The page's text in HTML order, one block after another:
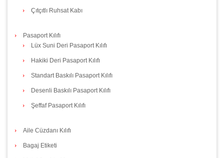
Çıtçıtlı Ruhsat Kabı
Pasaport Kılıfı
Lüx Suni Deri Pasaport Kılıfı
Hakiki Deri Pasaport Kılıfı
Standart Baskılı Pasaport Kılıfı
Desenli Baskılı Pasaport Kılıfı
Şeffaf Pasaport Kılıfı
Aile Cüzdanı Kılıfı
Bagaj Etiketi